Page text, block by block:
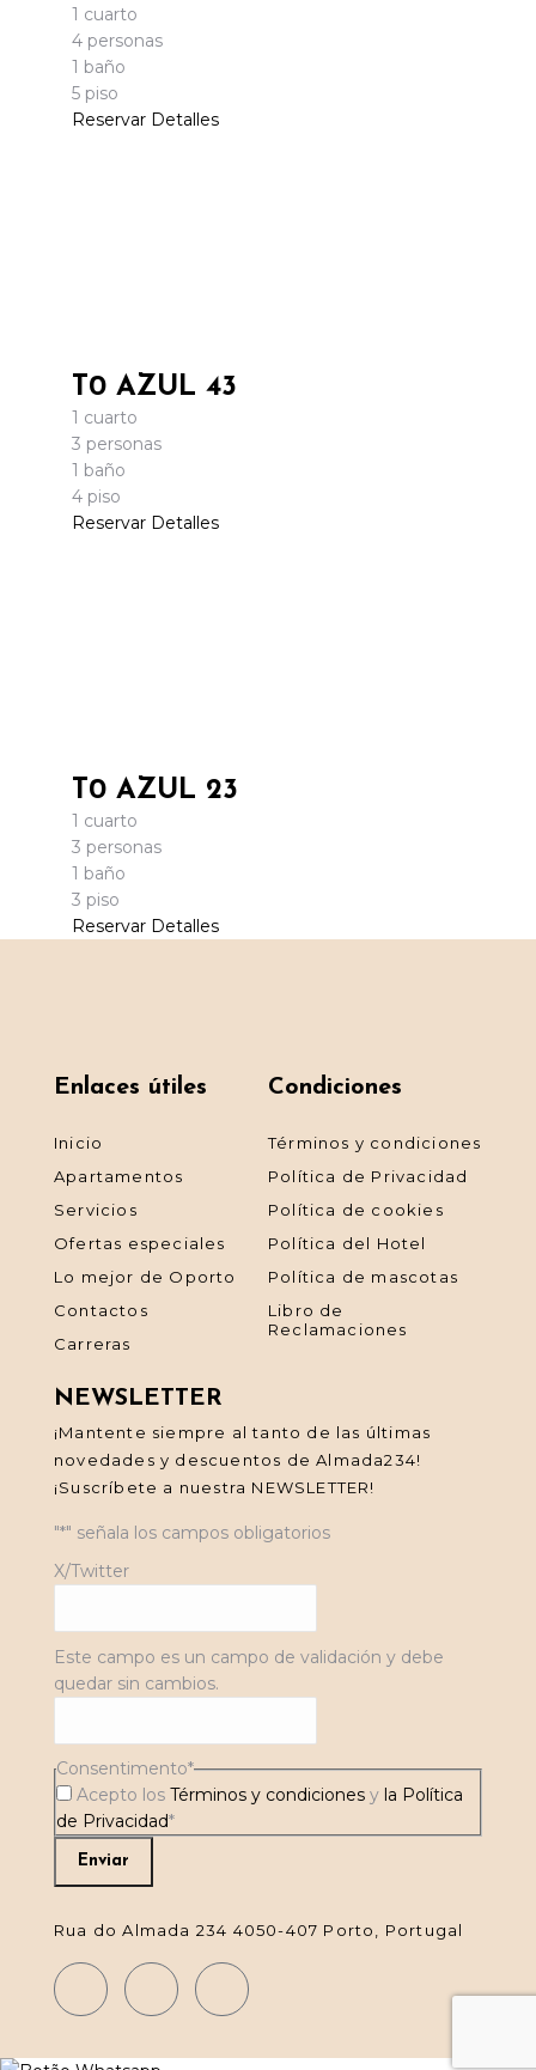
1 cuarto
4 personas
1 baño
5 piso
Reservar Detalles
T0 AZUL 43
1 cuarto
3 personas
1 baño
4 piso
Reservar Detalles
T0 AZUL 23
1 cuarto
3 personas
1 baño
3 piso
Reservar Detalles
Enlaces útiles
Inicio
Apartamentos
Servicios
Ofertas especiales
Lo mejor de Oporto
Contactos
Carreras
Condiciones
Términos y condiciones
Política de Privacidad
Política de cookies
Política del Hotel
Política de mascotas
Libro de
Reclamaciones
NEWSLETTER
¡Mantente siempre al tanto de las últimas
novedades y descuentos de Almada234!
¡Suscríbete a nuestra NEWSLETTER!
"*" señala los campos obligatorios
X/Twitter
Este campo es un campo de validación y debe
quedar sin cambios.
Consentimento*
Acepto los Términos y condiciones y la Política
de Privacidad*
Rua do Almada 234 4050-407 Porto, Portugal